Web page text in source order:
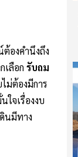
องคำนึงถึง
เลือก รับถม
ม่ต้องมีการ
ใจเรื่องงบ
นมีทาง